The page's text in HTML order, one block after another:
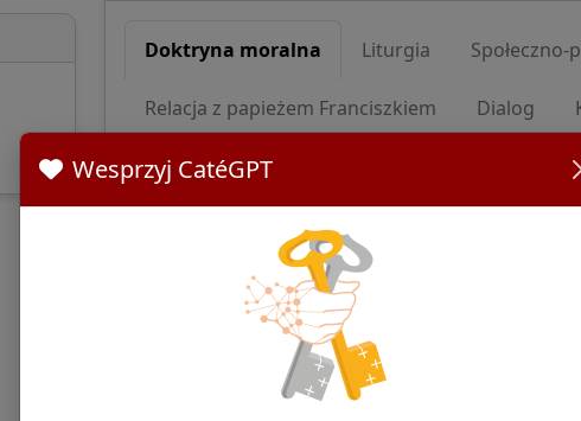
Doktryna moralna Liturgia Społeczno-
Relacja z papieżem Franciszkiem Dialog
Doktryna moralna
Cardinal Reinhard Marx advocates for a
called for changes in the Church's teaching on
'homosexuality is not a sin' and emphasizing
relationships regardless of gender. He has
couples and supports the idea that Church
Wesprzyj CatéGPT